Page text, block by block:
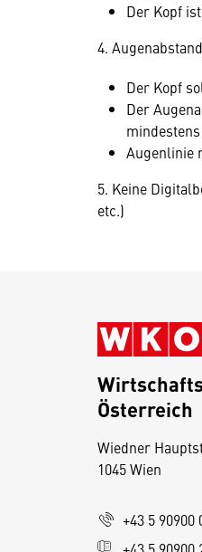
Der Kopf
4.
Der Kopf
Der
Augenlinie
5. Keine
etc.)
Österreich
Wiedner
1045 Wien
+43 5 90900